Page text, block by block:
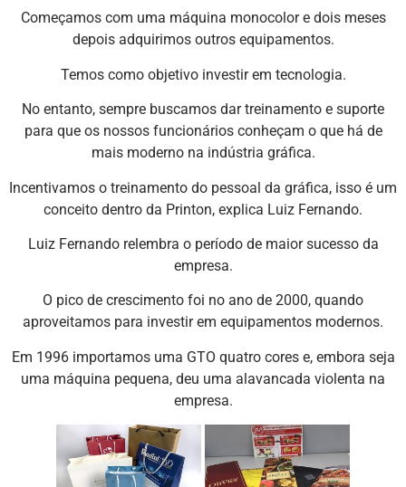
Começamos com uma máquina monocolor e dois meses
depois adquirimos outros equipamentos.
Temos como objetivo investir em tecnologia.
No entanto, sempre buscamos dar treinamento e suporte
para que os nossos funcionários conheçam o que há de
mais moderno na indústria gráfica.
Incentivamos o treinamento do pessoal da gráfica, isso é um
conceito dentro da Printon, explica Luiz Fernando.
Luiz Fernando relembra o período de maior sucesso da
empresa.
O pico de crescimento foi no ano de 2000, quando
aproveitamos para investir em equipamentos modernos.
Em 1996 importamos uma GTO quatro cores e, embora seja
uma máquina pequena, deu uma alavancada violenta na
empresa.